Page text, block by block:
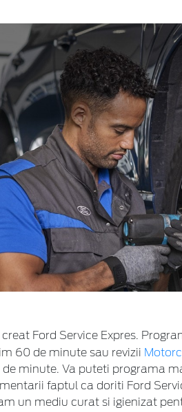
Ford Service Expres.
60 de minute sau revizii
minute. Va puteti programa
faptul ca doriti Ford
un mediu curat si igienizat